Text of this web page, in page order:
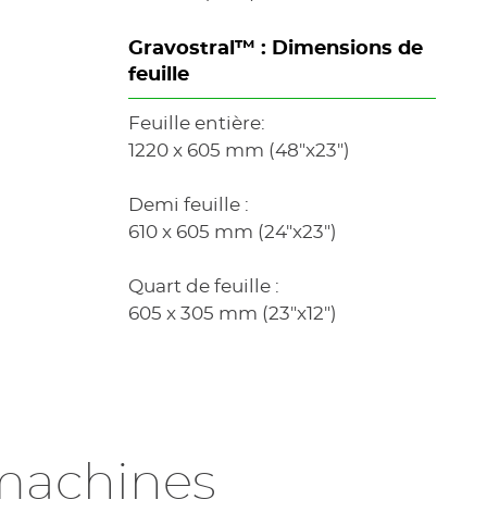
Gravostral™ : Dimensions de
feuille
Feuille entière:
1220 x 605 mm (48"x23")
Demi feuille :
610 x 605 mm (24"x23")
Quart de feuille :
605 x 305 mm (23"x12")